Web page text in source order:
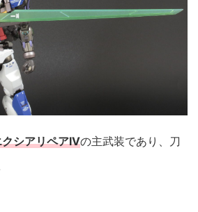
シアリペアIVの主武装であり、刀